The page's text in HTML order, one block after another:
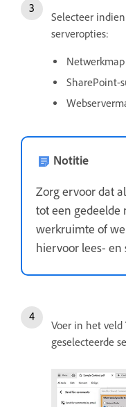
Selecteer
serveropties:
Netwerkmap
SharePoint-
Notitie
Zorg ervoor dat
tot een gedeelde
werkruimte of
hiervoor lees-
Voer in het veld
geselecteerde